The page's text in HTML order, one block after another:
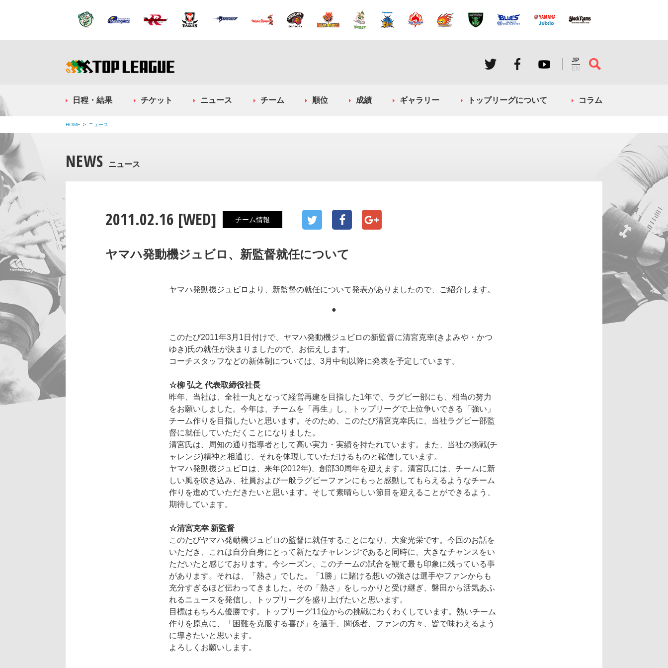
JP
EN
日程・結果 チケット ニュース チーム 順位 成績 ギャラリー トップリーグについて コラム
HOME ニュース
NEWS ニュース
2011.02.16 [WED] チーム情報
ヤマハ発動機ジュビロ、新監督就任について
ヤマハ発動機ジュビロより、新監督の就任について発表がありましたので、ご紹介します。
●
このたび2011年3月1日付けで、ヤマハ発動機ジュビロの新監督に清宮克幸(きよみや・かつ
ゆき)氏の就任が決まりましたので、お伝えします。
コーチスタッフなどの新体制については、3月中旬以降に発表を予定しています。
☆柳 弘之 代表取締役社長
昨年、当社は、全社一丸となって経営再建を目指した1年で、ラグビー部にも、相当の努力
をお願いしました。今年は、チームを「再生」し、トップリーグで上位争いできる「強い」
チーム作りを目指したいと思います。そのため、このたび清宮克幸氏に、当社ラグビー部監
督に就任していただくことになりました。
清宮氏は、周知の通り指導者として高い実力・実績を持たれています。また、当社の挑戦(チ
ャレンジ)精神と相通じ、それを体現していただけるものと確信しています。
ヤマハ発動機ジュビロは、来年(2012年)、創部30周年を迎えます。清宮氏には、チームに新
しい風を吹き込み、社員および一般ラグビーファンにもっと感動してもらえるようなチーム
作りを進めていただきたいと思います。そして素晴らしい節目を迎えることができるよう、
期待しています。
☆清宮克幸 新監督
このたびヤマハ発動機ジュビロの監督に就任することになり、大変光栄です。今回のお話を
いただき、これは自分自身にとって新たなチャレンジであると同時に、大きなチャンスをい
ただいたと感じております。今シーズン、このチームの試合を観て最も印象に残っている事
があります。それは、「熱さ」でした。「1勝」に賭ける想いの強さは選手やファンからも
充分すぎるほど伝わってきました。その「熱さ」をしっかりと受け継ぎ、磐田から活気あふ
れるニュースを発信し、トップリーグを盛り上げたいと思います。
目標はもちろん優勝です。トップリーグ11位からの挑戦にわくわくしています。熱いチーム
作りを原点に、「困難を克服する喜び」を選手、関係者、ファンの方々、皆で味わえるよう
に導きたいと思います。
よろしくお願いします。